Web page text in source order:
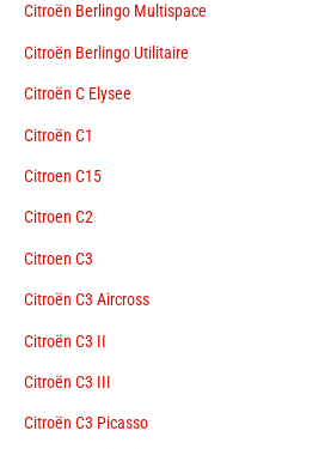
Citroën Berlingo Multispace
Citroën Berlingo Utilitaire
Citroën C Elysee
Citroën C1
Citroen C15
Citroen C2
Citroen C3
Citroën C3 Aircross
Citroën C3 II
Citroën C3 III
Citroën C3 Picasso